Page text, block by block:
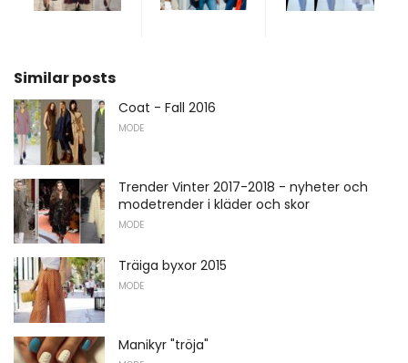
Similar posts
Coat - Fall 2016
MODE
Trender Vinter 2017-2018 - nyheter och
modetrender i kläder och skor
MODE
Träiga byxor 2015
MODE
Manikyr "tröja"